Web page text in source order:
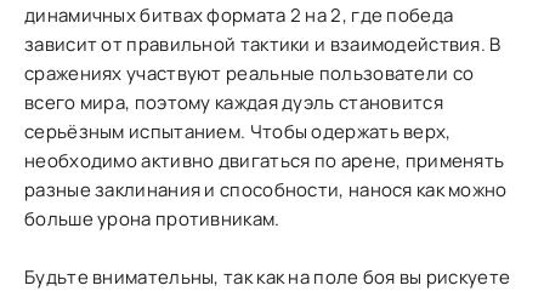
динамичных битвах формата 2 на 2, где победа
зависит от правильной тактики и взаимодействия. В
сражениях участвуют реальные пользователи со
всего мира, поэтому каждая дуэль становится
серьёзным испытанием. Чтобы одержать верх,
необходимо активно двигаться по арене, применять
разные заклинания и способности, нанося как можно
больше урона противникам.
Будьте внимательны, так как на поле боя вы рискуете